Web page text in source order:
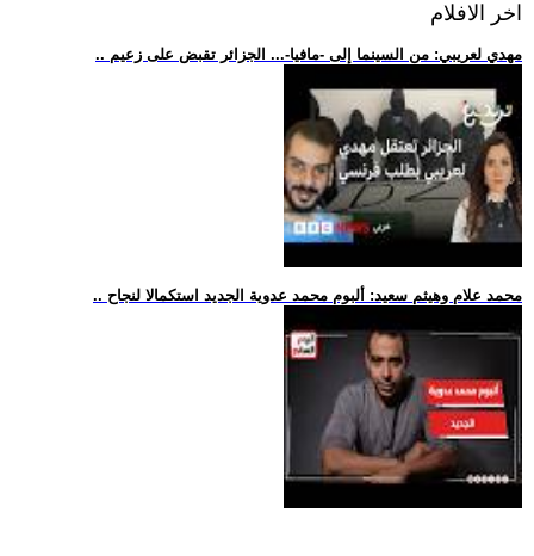
اخر الافلام
.. مهدي لعريبي: من السينما إلى -مافيا-... الجزائر تقبض على زعيم
.. محمد علام وهيثم سعيد: ألبوم محمد عدوية الجديد استكمالا لنجاح